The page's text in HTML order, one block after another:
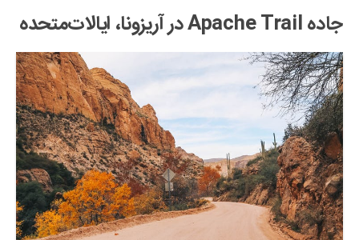
جاده Apache Trail در آریزونا، ایالات‌متحده